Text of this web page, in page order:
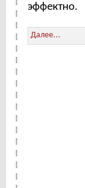
эффектно.
Далее...